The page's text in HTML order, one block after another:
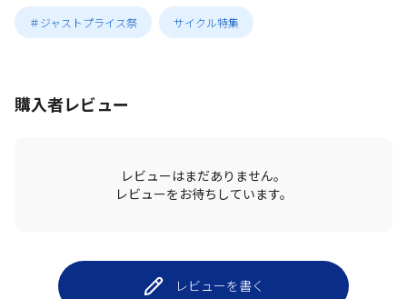
＃ジャストプライス祭 サイクル特集
購入者レビュー
レビューはまだありません。
レビューをお待ちしています。
レビューを書く